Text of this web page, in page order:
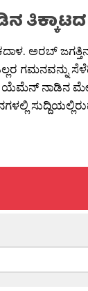
ಅರಬ್
ಗಮನವನ್ನು
ಯೆಮೆನ್ ನಾಡಿನ